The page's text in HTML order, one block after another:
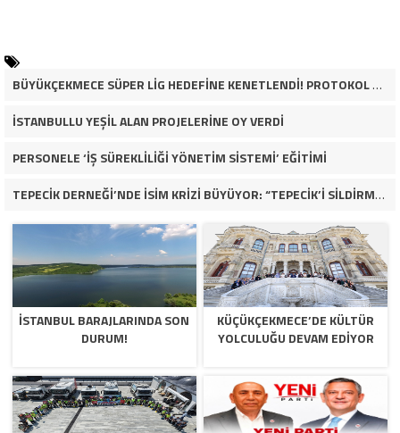
BÜYÜKÇEKMECE SÜPER LİG HEDEFİNE KENETLENDİ! PROTOKOL VE İŞ DÜNYASINDAN BASKETBOL TAKIMINA TAM DESTEK…
İSTANBULLU YEŞİL ALAN PROJELERİNE OY VERDİ
PERSONELE ‘İŞ SÜREKLİLİĞİ YÖNETİM SİSTEMİ’ EĞİTİMİ
TEPECİK DERNEĞİ’NDE İSİM KRİZİ BÜYÜYOR: “TEPECİK’İ SİLDİRMEYECEĞİZ”
İSTANBUL BARAJLARINDA SON
DURUM!
KÜÇÜKÇEKMECE’DE KÜLTÜR
YOLCULUĞU DEVAM EDİYOR